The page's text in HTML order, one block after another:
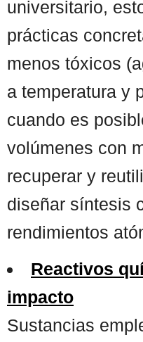
universitario,
prácticas
menos tóxicos
a temperatura y
cuando es
volúmenes con
recuperar y
diseñar síntesis
rendimientos
Reactivos
impacto
Sustancias